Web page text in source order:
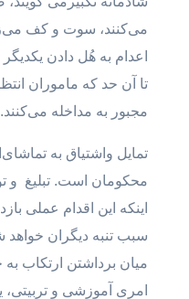
می‌کنند، سوت و کف
اعدام به هُل دادن
تا آن حد که ماموران
مجبور به مداخله می‌کنند.
تمایل واشتیاق به
محکومان است. تبلیغ و
اینکه این اقدام عملی
سبب تنبه دیگران خواهد
میان برداشتن ارتکاب
امری آموزشی و تربیتی،